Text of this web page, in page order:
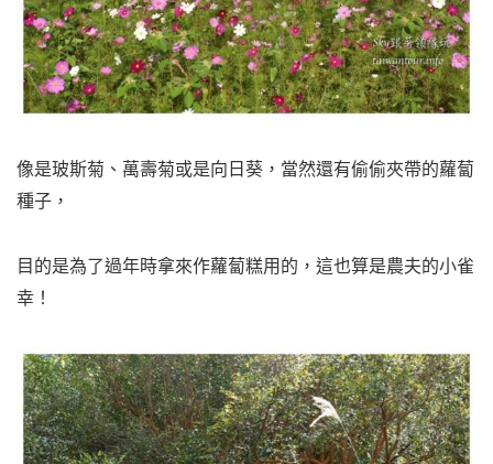
像是玻斯菊、萬壽菊或是向日葵，當然還有偷偷夾帶的蘿蔔
種子，
目的是為了過年時拿來作蘿蔔糕用的，這也算是農夫的小雀
幸！